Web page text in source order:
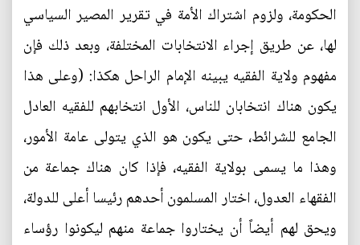
الحكومة، ولزوم اشتراك الأمة في تقرير المصير السياسي
لها، عن طريق إجراء الانتخابات المختلفة، وبعد ذلك فإن
مفهوم ولاية الفقيه يبينه الإمام الراحل هكذا: (وعلى هذا
يكون هناك انتخابان للناس، الأول انتخابهم للفقيه العادل
الجامع للشرائط، حتى يكون هو الذي يتولى عامة الأمور،
وهذا ما يسمى بولاية الفقيه، فإذا كان هناك جماعة من
الفقهاء العدول، اختار المسلمون أحدهم رئيسا أعلى للدولة،
ويحق لهم أيضاً أن يختاروا جماعة منهم ليكونوا رؤساء